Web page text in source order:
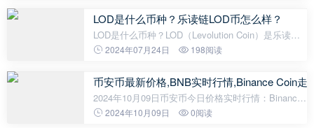
机制推动电子社交媒体平台的发展。AMBER币的
LOD是什么币种？乐读链LOD币怎么样？
LOD是什么币种？LOD（Levolution Coin）是乐读链
（Levolution）项目的数字货币，是乐读链生态系统
平台，旨在通过提供一套全面的工具和服
2024年07月24日 198阅读
币安币最新价格,BNB实时行情,Binance Coin走
2024年10月09日币安币今日价格实时行情：Binance
Coin 当前价格为 $579.06，其 24 小时的交易量为
2024年10月09日 0阅读